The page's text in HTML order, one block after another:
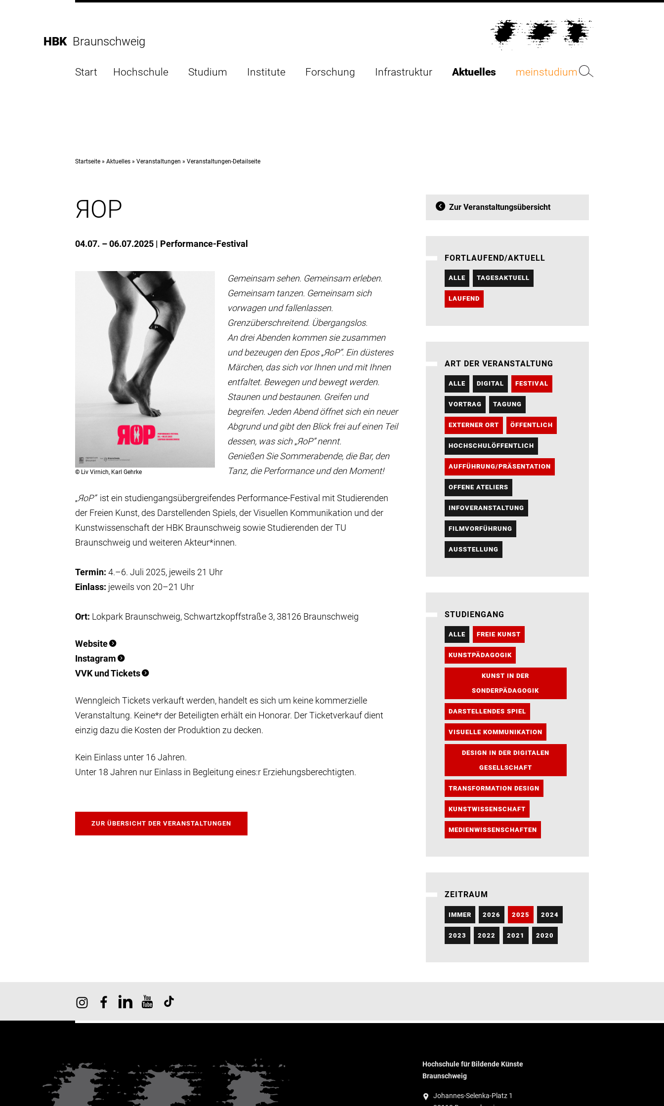
Hauptnavigation
HBK Braunschweig
Start Hochschule Studium Institute Forschung Infrastruktur Aktuelles meinstudium
Startseite Aktuelles Veranstaltungen Veranstaltungen-Detailseite
ЯOP
04.07. – 06.07.2025 Performance-Festival
© Liv Virnich, Karl Gehrke
Gemeinsam sehen. Gemeinsam erleben.
Gemeinsam tanzen. Gemeinsam sich
vorwagen und fallenlassen.
Grenzüberschreitend. Übergangslos.
An drei Abenden kommen sie zusammen
und bezeugen den Epos„ЯoP”. Ein düsteres
Märchen, das sich vor Ihnen und mit Ihnen
entfaltet. Bewegen und bewegt werden.
Staunen und bestaunen. Greifen und
begreifen. Jeden Abend öffnet sich ein neuer
Abgrund und gibt den Blick frei auf einen Teil
dessen, was sich„ЯoP” nennt.
Genießen Sie Sommerabende, die Bar, den
Tanz, die Performance und den Moment!
„ЯoP” ist ein studiengangsübergreifendes Performance-Festival mit Studierenden
der Freien Kunst, des Darstellenden Spiels, der Visuellen Kommunikation und der
Kunstwissenschaft der HBK Braunschweig sowie Studierenden der TU
Braunschweig und weiteren Akteur*innen.
Termin: 4.–6. Juli 2025, jeweils 21 Uhr
Einlass: jeweils von 20–21 Uhr
Ort: Lokpark Braunschweig, Schwartzkopffstraße 3, 38126 Braunschweig
Website
Instagram
VVK und Tickets
Wenngleich Tickets verkauft werden, handelt es sich um keine kommerzielle
Veranstaltung. Keine*r der Beteiligten erhält ein Honorar. Der Ticketverkauf dient
einzig dazu die Kosten der Produktion zu decken.
Kein Einlass unter 16 Jahren.
Unter 18 Jahren nur Einlass in Begleitung eines:r Erziehungsberechtigten.
ZUR ÜBERSICHT DER VERANSTALTUNGEN
Zur Veranstaltungsübersicht
FORTLAUFEND/AKTUELL
ALLE TAGESAKTUELL
LAUFEND
ART DER VERANSTALTUNG
ALLE DIGITAL FESTIVAL
VORTRAG TAGUNG
EXTERNER ORT ÖFFENTLICH
HOCHSCHULÖFFENTLICH
AUFFÜHRUNG/PRÄSENTATION
OFFENE ATELIERS
INFOVERANSTALTUNG
FILMVORFÜHRUNG
AUSSTELLUNG
STUDIENGANG
ALLE FREIE KUNST
KUNSTPÄDAGOGIK
KUNST IN DER
SONDERPÄDAGOGIK
DARSTELLENDES SPIEL
VISUELLE KOMMUNIKATION
DESIGN IN DER DIGITALEN
GESELLSCHAFT
TRANSFORMATION DESIGN
KUNSTWISSENSCHAFT
MEDIENWISSENSCHAFTEN
ZEITRAUM
IMMER 2026 2025 2024
2023 2022 2021 2020
Hochschule für Bildende Künste
Braunschweig
Johannes-Selenka-Platz 1